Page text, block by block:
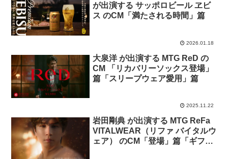
が出演する サッポロビール ヱビ
ス のCM「満たされる時間」篇
2026.01.18
大泉洋 が出演する MTG ReD の
CM 「リカバリーソックス登場」
篇「スリープウェア愛用」篇
2025.11.22
岩田剛典 が出演する MTG ReFa
VITALWEAR（リファ バイタルウ
ェア） のCM「登場」篇「ギフ